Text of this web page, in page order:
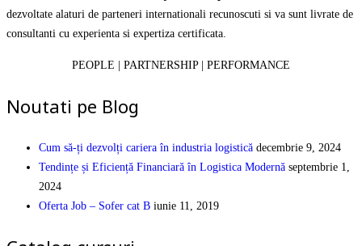
dezvoltate alaturi de parteneri internationali recunoscuti si va sunt livrate de
consultanti cu experienta si expertiza certificata.
PEOPLE | PARTNERSHIP | PERFORMANCE
Noutati pe Blog
Cum să-ți dezvolți cariera în industria logistică decembrie 9, 2024
Tendințe și Eficiență Financiară în Logistica Modernă septembrie 1,
2024
Oferta Job – Sofer cat B iunie 11, 2019